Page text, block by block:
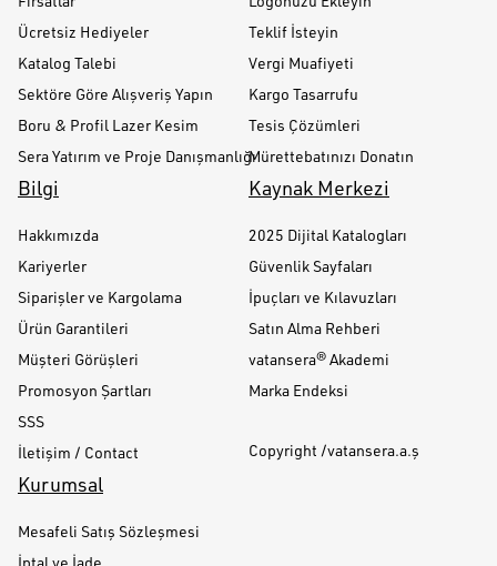
Ücretsiz Hediyeler
Katalog Talebi
Sektöre Göre Alışveriş Yapın
Boru & Profil Lazer Kesim
Sera Yatırım ve Proje Danışmanlığı
Teklif İsteyin
Vergi Muafiyeti
Kargo Tasarrufu
Tesis Çözümleri
Mürettebatınızı Donatın
Bilgi
Hakkımızda
Kariyerler
Siparişler ve Kargolama
Ürün Garantileri
Müşteri Görüşleri
Promosyon Şartları
SSS
İletişim / Contact
Kaynak Merkezi
2025 Dijital Katalogları
Güvenlik Sayfaları
İpuçları ve Kılavuzları
Satın Alma Rehberi
vatansera® Akademi
Marka Endeksi
Copyright /vatansera.a.ş
Kurumsal
Mesafeli Satış Sözleşmesi
İptal ve İade